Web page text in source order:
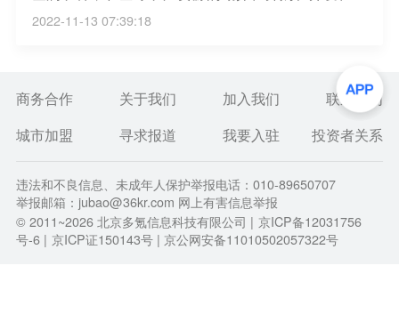
慧矿山建设、矿山现场数字化转型、绿色低碳技术发
2022-11-13 07:39:18
商务合作 关于我们 加入我们
联系我们
城市加盟
寻求报道 我要入驻 投资者关系
违法和不良信息、未成年人保护举报电话：010-89650707
举报邮箱：jubao@36kr.com 网上有害信息举报
© 2011~2026北京多氪信息科技有限公司 | 京ICP备12031756
号-6 | 京ICP证150143号 | 京公网安备11010502057322号